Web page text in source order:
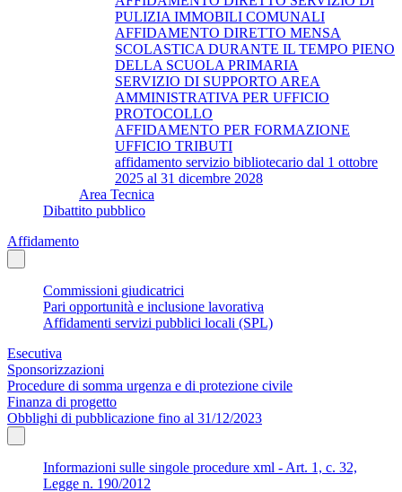
PULIZIA IMMOBILI COMUNALI
AFFIDAMENTO DIRETTO MENSA
SCOLASTICA DURANTE IL TEMPO PIENO
DELLA SCUOLA PRIMARIA
SERVIZIO DI SUPPORTO AREA
AMMINISTRATIVA PER UFFICIO
PROTOCOLLO
AFFIDAMENTO PER FORMAZIONE
UFFICIO TRIBUTI
affidamento servizio bibliotecario dal 1 ottobre
2025 al 31 dicembre 2028
Area Tecnica
Dibattito pubblico
Affidamento
Commissioni giudicatrici
Pari opportunità e inclusione lavorativa
Affidamenti servizi pubblici locali (SPL)
Esecutiva
Sponsorizzazioni
Procedure di somma urgenza e di protezione civile
Finanza di progetto
Obblighi di pubblicazione fino al 31/12/2023
Informazioni sulle singole procedure xml - Art. 1, c. 32,
Legge n. 190/2012